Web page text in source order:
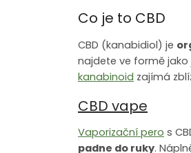
Co je to CBD
CBD (kanabidiol) je
najdete ve formě jako
kanabinoid zajímá
CBD vape
Vaporizační pero s
padne do ruky.